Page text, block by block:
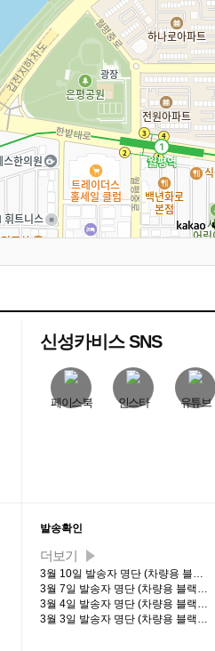
신성카비스 SNS
페이스북 인스타 유튜브
발송확인
더보기
3월 10일 발송자 명단 (차량용 블…
3월 7일 발송자 명단 (차량용 블랙…
3월 4일 발송자 명단 (차량용 블랙…
3월 3일 발송자 명단 (차량용 블랙…